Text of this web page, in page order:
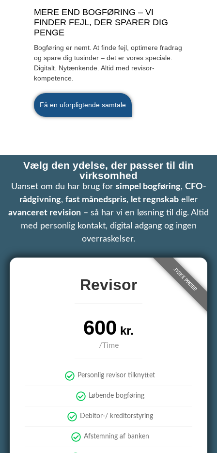
MERE END BOGFØRING – VI
FINDER FEJL, DER SPARER DIG
PENGE
Bogføring er nemt. At finde fejl, optimere fradrag
og spare dig tusinder – det er vores speciale.
Digitalt. Nytænkende. Altid med revisor-
kompetence.
Få en uforpligtende samtale
Vælg den ydelse, der passer til din
virksomhed
Uanset om du har brug for simpel bogføring, CFO-
rådgivning, fast månedspris, let regnskabeller
avanceret revision – så har vi en løsning til dig. Altid
med personlig kontakt, digital adgang og ingen
overraskelser.
Revisor
600 kr.
/Time
Personlig revisor tilknyttet
Løbende bogføring
Debitor-/ kreditorstyring
Afstemning af banken